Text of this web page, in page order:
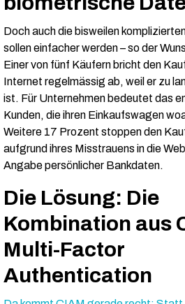
Doch auch die bisweilen
sollen einfacher werden – so der
Einer von fünf Käufern bricht den
Internet regelmässig ab, weil er zu
ist. Für Unternehmen bedeutet das
Kunden, die ihren Einkaufswagen
Weitere 17 Prozent stoppen den
aufgrund ihres Misstrauens in die
Angabe persönlicher Bankdaten.
Die Lösung: Die
Kombination aus
Multi-Factor
Authentication